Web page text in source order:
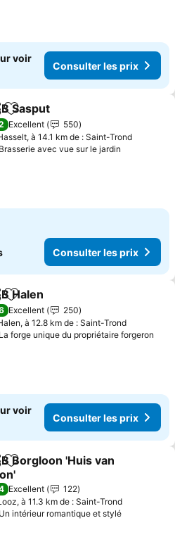
voir
Consulter les prix
Ajouter à mes favoris
Sasput
Excellent
550
à 14.1 km de : Saint-Trond
Brasserie avec vue sur le jardin
Consulter les prix
Ajouter à mes favoris
Halen
Excellent
250
à 12.8 km de : Saint-Trond
La forge unique du propriétaire forgeron
voir
Consulter les prix
Ajouter à mes favoris
Borgloon 'Huis van
Excellent
122
à 11.3 km de : Saint-Trond
Un intérieur romantique et stylé